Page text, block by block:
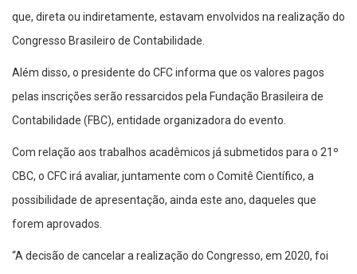
que, direta ou indiretamente, estavam envolvidos na realização do
Congresso Brasileiro de Contabilidade.
Além disso, o presidente do CFC informa que os valores pagos
pelas inscrições serão ressarcidos pela Fundação Brasileira de
Contabilidade (FBC), entidade organizadora do evento.
Com relação aos trabalhos acadêmicos já submetidos para o 21º
CBC, o CFC irá avaliar, juntamente com o Comitê Científico, a
possibilidade de apresentação, ainda este ano, daqueles que
forem aprovados.
“A decisão de cancelar a realização do Congresso, em 2020, foi